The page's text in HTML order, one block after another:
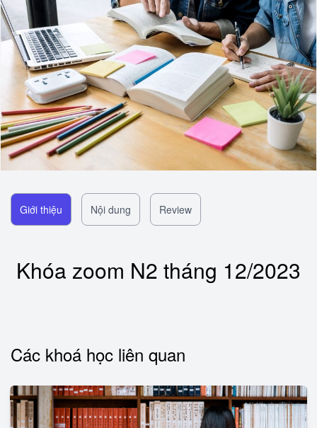
Giới thiệu Nội dung Review
Khóa zoom N2 tháng 12/2023
Các khoá học liên quan